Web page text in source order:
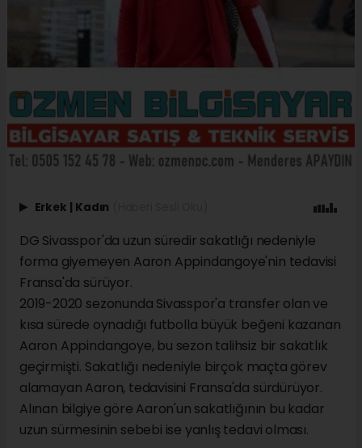
Erkek | Kadın
DG Sivasspor'da uzun süredir sakatlığı nedeniyle
forma giyemeyen Aaron Appindangoye'nin tedavisi
Fransa'da sürüyor.
2019-2020 sezonunda Sivasspor'a transfer olan ve
kısa sürede oynadığı futbolla büyük beğeni kazanan
Aaron Appindangoye, bu sezon talihsiz bir sakatlık
geçirmişti. Sakatlığı nedeniyle birçok maçta görev
alamayan Aaron, tedavisini Fransa'da sürdürüyor.
Alınan bilgiye göre Aaron'un sakatlığının bu kadar
uzun sürmesinin sebebi ise yanlış tedavi olması.